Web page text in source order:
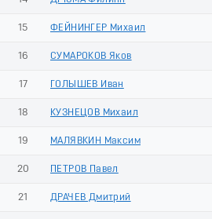
15 ФЕЙНИНГЕР Михаил
16 СУМАРОКОВ Яков
17 ГОЛЫШЕВ Иван
18 КУЗНЕЦОВ Михаил
19 МАЛЯВКИН Максим
20 ПЕТРОВ Павел
21 ДРАЧЕВ Дмитрий